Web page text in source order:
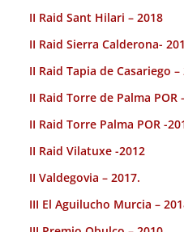
II Raid Sant Hilari – 2018
II Raid Sierra Calderona-
II Raid Tapia de Casariego –
II Raid Torre de Palma POR
II Raid Torre Palma POR -
II Raid Vilatuxe -2012
II Valdegovia – 2017.
III El Aguilucho Murcia –